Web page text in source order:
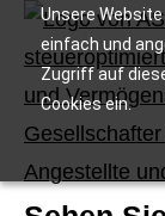
Unsere
einfach und
Zugriff auf
Cookies ein.